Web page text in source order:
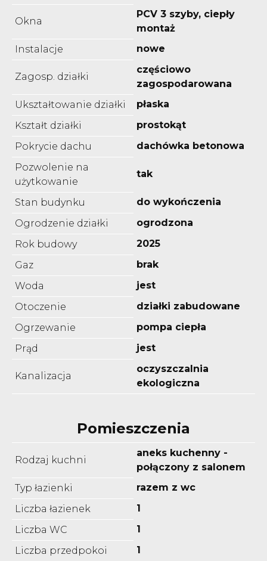
Okna
PCV 3 szyby, ciepły
montaż
Instalacje
nowe
Zagosp. działki
częściowo
zagospodarowana
Ukształtowanie działki
płaska
Kształt działki
prostokąt
Pokrycie dachu
dachówka betonowa
Pozwolenie na
użytkowanie
tak
Stan budynku
do wykończenia
Ogrodzenie działki
ogrodzona
Rok budowy
2025
Gaz
brak
Woda
jest
Otoczenie
działki zabudowane
Ogrzewanie
pompa ciepła
Prąd
jest
Kanalizacja
oczyszczalnia
ekologiczna
Pomieszczenia
Rodzaj kuchni
aneks kuchenny -
połączony z salonem
Typ łazienki
razem z wc
Liczba łazienek
1
Liczba WC
1
Liczba przedpokoi
1